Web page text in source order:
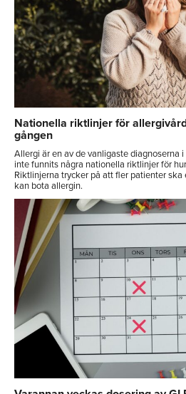
Nationella riktlinjer för
gången
Allergi är en av de vanligaste diagnoserna
inte funnits några nationella riktlinjer för
Riktlinjerna trycker på att fler patienter
kan bota allergin.